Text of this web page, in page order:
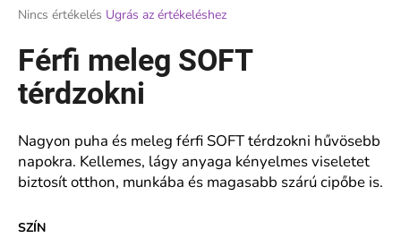
A
átlagos
értékelése
5-
ből
csillag.
Nincs értékelés Ugrás az értékeléshez
Férfi meleg SOFT
térdzokni
Nagyon puha és meleg férfi SOFT térdzokni hűvösebb
napokra. Kellemes, lágy anyaga kényelmes viseletet
biztosít otthon, munkába és magasabb szárú cipőbe is.
SZÍN
A
j
á
l
j
u
k